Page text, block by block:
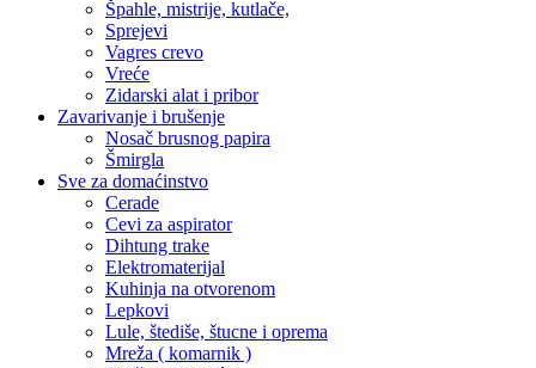
Špahle, mistrije, kutlače,
Sprejevi
Vagres crevo
Vreće
Zidarski alat i pribor
Zavarivanje i brušenje
Nosač brusnog papira
Šmirgla
Sve za domaćinstvo
Cerade
Cevi za aspirator
Dihtung trake
Elektromaterijal
Kuhinja na otvorenom
Lepkovi
Lule, štediše, štucne i oprema
Mreža ( komarnik )